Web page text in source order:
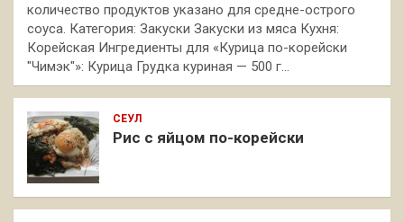
количество продуктов указано для средне-острого
соуса. Категория: Закуски Закуски из мяса Кухня:
Корейская Ингредиенты для «Курица по-корейски
"Чимэк"»: Курица Грудка куриная — 500 г…
СЕУЛ
Рис с яйцом по-корейски